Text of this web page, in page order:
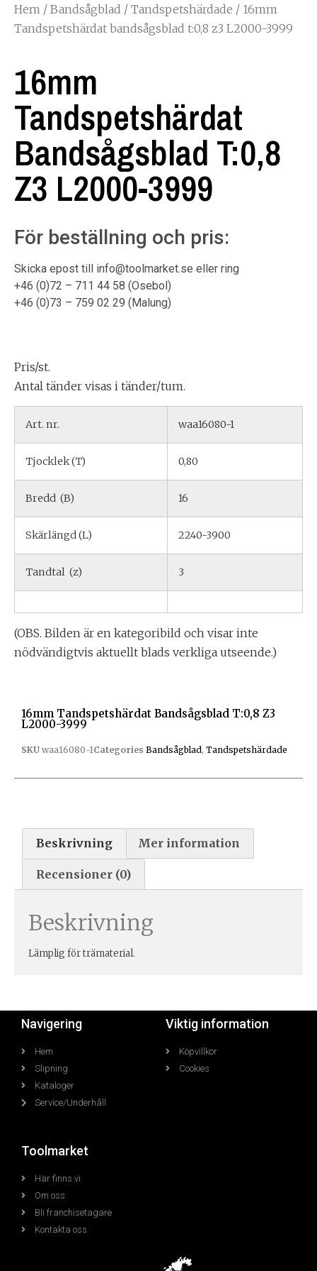
Hem / Bandsågblad / Tandspetshärdade / 16mm
Tandspetshärdat bandsågsblad t:0,8 z3 L2000-3999
16mm
Tandspetshärdat
Bandsågsblad T:0,8
Z3 L2000-3999
För beställning och pris:
Skicka epost till info@toolmarket.se eller ring
+46 (0)72 – 711 44 58 (Osebol)
+46 (0)73 – 759 02 29 (Malung)
Pris/st.
Antal tänder visas i tänder/tum.
Art. nr. waa16080-1
Tjocklek (T) 0,80
Bredd (B) 16
Skärlängd (L) 2240-3900
Tandtal (z) 3
(OBS. Bilden är en kategoribild och visar inte
nödvändigtvis aktuellt blads verkliga utseende.)
16mm Tandspetshärdat Bandsågsblad T:0,8 Z3
L2000-3999
SKU waa16080-1 Categories Bandsågblad, Tandspetshärdade
Beskrivning Mer information
Recensioner (0)
Beskrivning
Lämplig för trämaterial.
Navigering
Hem
Slipning
Kataloger
Service/Underhåll
Viktig information
Köpvillkor
Cookies
Toolmarket
Här finns vi
Om oss
Bli franchisetagare
Kontakta oss